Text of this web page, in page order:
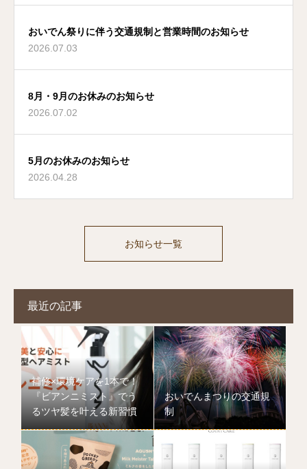
おいでん祭りに伴う交通規制と営業時間のお知らせ
2026.07.03
8月・9月のお休みのお知らせ
2026.07.02
5月のお休みのお知らせ
2026.04.28
お知らせ一覧
最近の記事
補修×環境ケアを1本で！
『ビアンニミスト』でう
るツヤ髪を叶える新習慣
おいでんまつりの交通規
制